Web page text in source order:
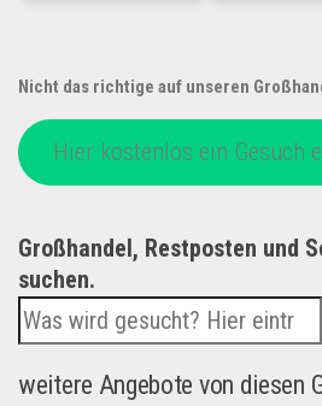
Nicht das richtige auf unseren
Hier kostenlos ein Gesuch
Großhandel, Restposten und
suchen.
weitere Angebote von diesen